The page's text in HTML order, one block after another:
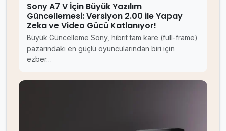
Sony A7 V İçin Büyük Yazılım
Güncellemesi: Versiyon 2.00 ile Yapay
Zeka ve Video Gücü Katlanıyor!
Büyük Güncelleme Sony, hibrit tam kare (full-frame)
pazarındaki en güçlü oyuncularından biri için
ezber…